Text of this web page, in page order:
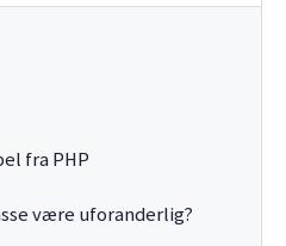
fra PHP
være uforanderlig?